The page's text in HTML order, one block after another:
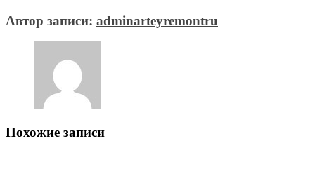
Автор записи: adminarteyremontru
Похожие записи